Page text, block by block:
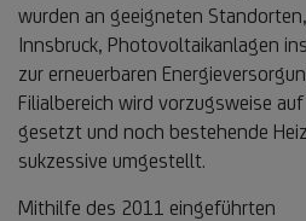
wurden an geeigneten
Innsbruck, Photovoltaikanlagen
zur erneuerbaren
Filialbereich wird vorzugsweise
gesetzt und noch bestehende
sukzessive umgestellt.
Mithilfe des 2011 eingeführten